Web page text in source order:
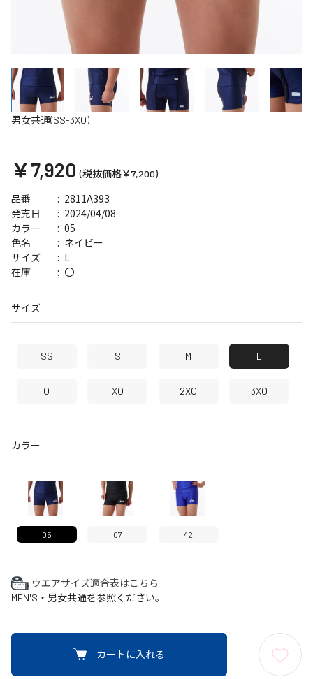
男女共通(SS-3XO)
￥7,920 (税抜価格￥7,200)
品番 2811A393
発売日 2024/04/08
サイズ L
カラー 05
在庫 〇
色名 ネイビー
サイズ
SS S M L
O XO 2XO 3XO
カラー
05 07 42
ウエアサイズ適合表はこちら
MEN'S・男女共通を参照ください。
カートに入れる